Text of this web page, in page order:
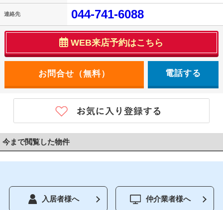
連絡先 044-741-6088
WEB来店予約はこちら
電話する
今まで閲覧した物件
入居者様へ 仲介業者様へ